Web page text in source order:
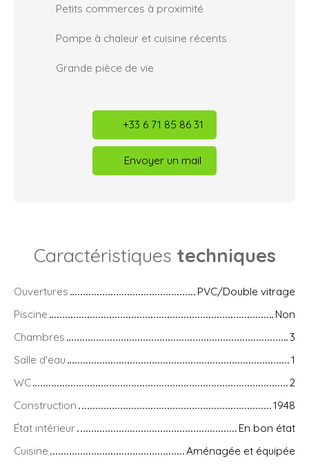
Petits commerces à proximité
Pompe à chaleur et cuisine récents
Grande pièce de vie
+33 6 71 85 86 31
Envoyer un mail
Caractéristiques techniques
Ouvertures
PVC/Double vitrage
Piscine
Non
Chambres
3
Salle d'eau
1
WC
2
Construction
1948
État intérieur
En bon état
Cuisine
Aménagée et équipée